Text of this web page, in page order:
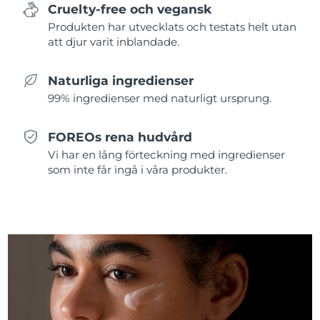
Cruelty-free och vegansk
Produkten har utvecklats och testats helt utan
att djur varit inblandade.
Naturliga ingredienser
99% ingredienser med naturligt ursprung.
FOREOs rena hudvård
Vi har en lång förteckning med ingredienser
som inte får ingå i våra produkter.
Slovakien Förväntad leverans8/8/26
Sydafrika Förväntad leverans8/16/26
Sydkorea Förväntad leverans
Spanien Förväntad leverans
Schweiz
Taiwan Förväntad leverans
Thailand Förväntad leverans